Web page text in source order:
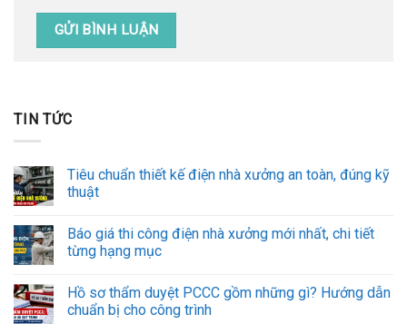
TIN TỨC
Tiêu chuẩn thiết kế điện nhà xưởng an toàn, đúng kỹ
thuật
Báo giá thi công điện nhà xưởng mới nhất, chi tiết
từng hạng mục
Hồ sơ thẩm duyệt PCCC gồm những gì? Hướng dẫn
chuẩn bị cho công trình